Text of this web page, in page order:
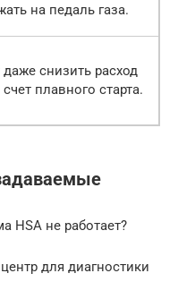
на педаль газа.
снизить расход
плавного старта.
HSA не работает?
для диагностики